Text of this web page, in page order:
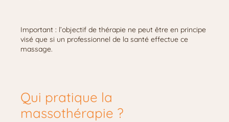
Important : l’objectif de thérapie ne peut être en principe
visé que si un professionnel de la santé effectue ce
massage.
Qui pratique la
massothérapie ?